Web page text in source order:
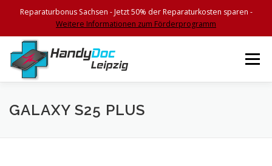
Reparaturbonus Sachsen - Jetzt 50% der Reparaturkosten sparen -
Weitere Informationen zum Förderprogramm
Inhalt
springen
Menü
HOME FEATURES SERVICES
GALAXY S25 PLUS